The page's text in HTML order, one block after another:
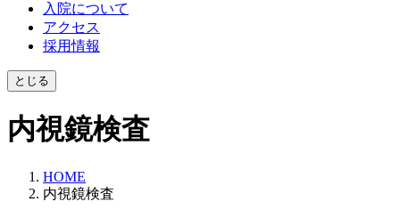
入院について
アクセス
採用情報
とじる
内視鏡検査
HOME
内視鏡検査